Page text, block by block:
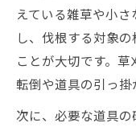
えている雑草や小
し、伐根する対象
ことが大切です。
転倒や道具の引っ掛
次に、必要な道具